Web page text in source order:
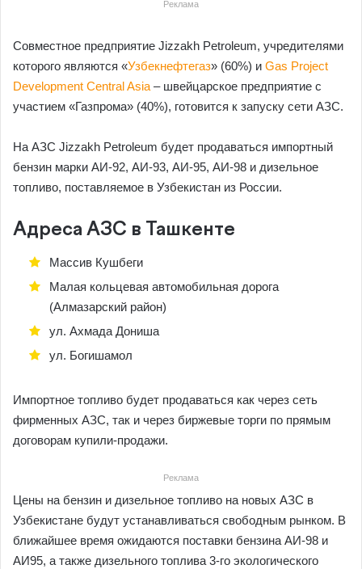
Реклама
Совместное предприятие Jizzakh Petroleum, учредителями
которого являются «Узбекнефтегаз» (60%) и Gas Project
Development Central Asia – швейцарское предприятие с
участием «Газпрома» (40%), готовится к запуску сети АЗС.
На АЗС Jizzakh Petroleum будет продаваться импортный
бензин марки АИ-92, АИ-93, АИ-95, АИ-98 и дизельное
топливо, поставляемое в Узбекистан из России.
Адреса АЗС в Ташкенте
Массив Кушбеги
Малая кольцевая автомобильная дорога
(Алмазарский район)
ул. Ахмада Дониша
ул. Богишамол
Импортное топливо будет продаваться как через сеть
фирменных АЗС, так и через биржевые торги по прямым
договорам купили-продажи.
Реклама
Цены на бензин и дизельное топливо на новых АЗС в
Узбекистане будут устанавливаться свободным рынком. В
ближайшее время ожидаются поставки бензина АИ-98 и
АИ95, а также дизельного топлива 3-го экологического